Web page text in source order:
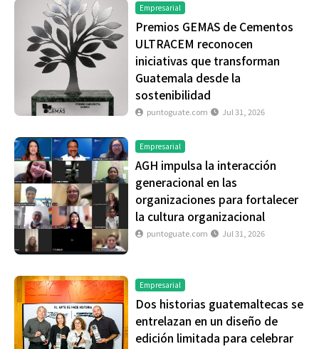
Empresarial
Premios GEMAS de Cementos
ULTRACEM reconocen
iniciativas que transforman
Guatemala desde la
sostenibilidad
puntoguate.com Jul 31, 2026
Empresarial
AGH impulsa la interacción
generacional en las
organizaciones para fortalecer
la cultura organizacional
puntoguate.com Jul 31, 2026
Empresarial
Dos historias guatemaltecas se
entrelazan en un diseño de
edición limitada para celebrar